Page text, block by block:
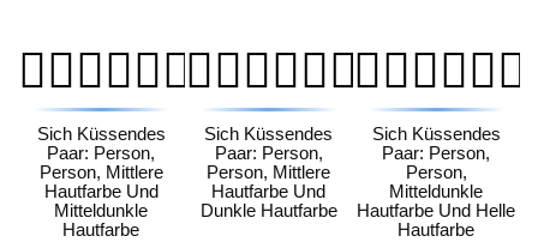
🧑🏽‍❤️‍💋‍🧑🏾
Sich Küssendes
Paar: Person,
Person, Mittlere
Hautfarbe Und
Mitteldunkle
Hautfarbe
🧑🏽‍❤️‍💋‍🧑🏿
Sich Küssendes
Paar: Person,
Person, Mittlere
Hautfarbe Und
Dunkle Hautfarbe
🧑🏾‍❤️‍💋‍🧑🏻
Sich Küssendes
Paar: Person,
Person,
Mitteldunkle
Hautfarbe Und Helle
Hautfarbe